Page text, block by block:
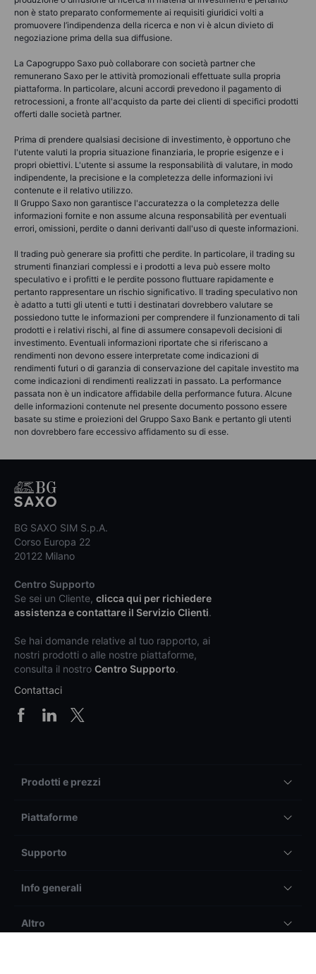
non è stato preparato conformemente ai requisiti giuridici volti a
promuovere l’indipendenza della ricerca e non vi è alcun divieto di
negoziazione prima della sua diffusione.
La Capogruppo Saxo può collaborare con società partner che
remunerano Saxo per le attività promozionali effettuate sulla propria
piattaforma. In particolare, alcuni accordi prevedono il pagamento di
retrocessioni, a fronte all'acquisto da parte dei clienti di specifici prodotti
offerti dalle società partner.
Prima di prendere qualsiasi decisione di investimento, è opportuno che
l'utente valuti la propria situazione finanziaria, le proprie esigenze e i
propri obiettivi. L'utente si assume la responsabilità di valutare, in modo
indipendente, la precisione e la completezza delle informazioni ivi
contenute e il relativo utilizzo.
Il Gruppo Saxo non garantisce l'accuratezza o la completezza delle
informazioni fornite e non assume alcuna responsabilità per eventuali
errori, omissioni, perdite o danni derivanti dall'uso di queste informazioni.
Il trading può generare sia profitti che perdite. In particolare, il trading su
strumenti finanziari complessi e i prodotti a leva può essere molto
speculativo e i profitti e le perdite possono fluttuare rapidamente e
pertanto rappresentare un rischio significativo. Il trading speculativo non
è adatto a tutti gli utenti e tutti i destinatari dovrebbero valutare se
possiedono tutte le informazioni per comprendere il funzionamento di tali
prodotti e i relativi rischi, al fine di assumere consapevoli decisioni di
investimento. Eventuali informazioni riportate che si riferiscano a
rendimenti non devono essere interpretate come indicazioni di
rendimenti futuri o di garanzia di conservazione del capitale investito ma
come indicazioni di rendimenti realizzati in passato. La performance
passata non è un indicatore affidabile della performance futura. Alcune
delle informazioni contenute nel presente documento possono essere
basate su stime e proiezioni del Gruppo Saxo Bank e pertanto gli utenti
non dovrebbero fare eccessivo affidamento su di esse.
BG SAXO SIM S.p.A.
Corso Europa 22
20122 Milano
Centro Supporto
Se sei un Cliente, clicca qui per richiedere
assistenza e contattare il Servizio Clienti.
Se hai domande relative al tuo rapporto, ai
nostri prodotti o alle nostre piattaforme,
consulta il nostro Centro Supporto.
Contattaci
Prodotti e prezzi
Piattaforme
Supporto
Info generali
Altro